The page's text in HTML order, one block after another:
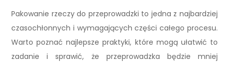
Pakowanie rzeczy do przeprowadzki to jedna z najbardziej
czasochłonnych i wymagających części całego procesu.
Warto poznać najlepsze praktyki, które mogą ułatwić to
zadanie i sprawić, że przeprowadzka będzie mniej